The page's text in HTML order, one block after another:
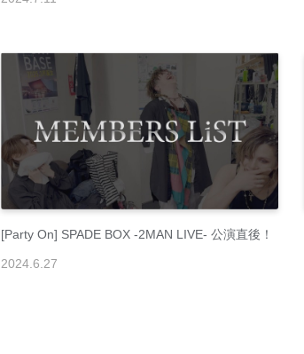
[Party On] SPADE BOX -2MAN LIVE- 公演直後！
2024 6 27